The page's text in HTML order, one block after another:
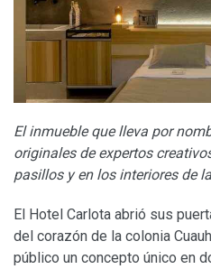
El inmueble que lleva por
originales de expertos
pasillos y en los interiores de
El Hotel Carlota abrió sus
del corazón de la colonia
público un concepto único en